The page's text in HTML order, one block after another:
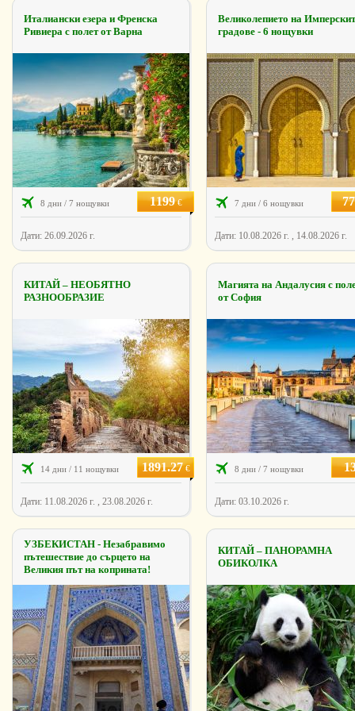
Италиански езера и Френска
Ривиера с полет от Варна
8 дни / 7 нощувки 1199€
Дати: 26.09.2026 г.
Великолепието на
градове - 6 нощувки
7 дни / 6 нощувки
Дати: 10.08.2026 г. , 14.08.2026 г.
КИТАЙ – НЕОБЯТНО
РАЗНООБРАЗИЕ
14 дни / 11 нощувки 1891.27€
Дати: 11.08.2026 г. , 23.08.2026 г.
Магията на Андалусия с
от София
8 дни / 7 нощувки
Дати: 03.10.2026 г.
УЗБЕКИСТАН - Незабравимо
пътешествие до сърцето на
Великия път на коприната!
КИТАЙ – ПАНОРАМНА
ОБИКОЛКА